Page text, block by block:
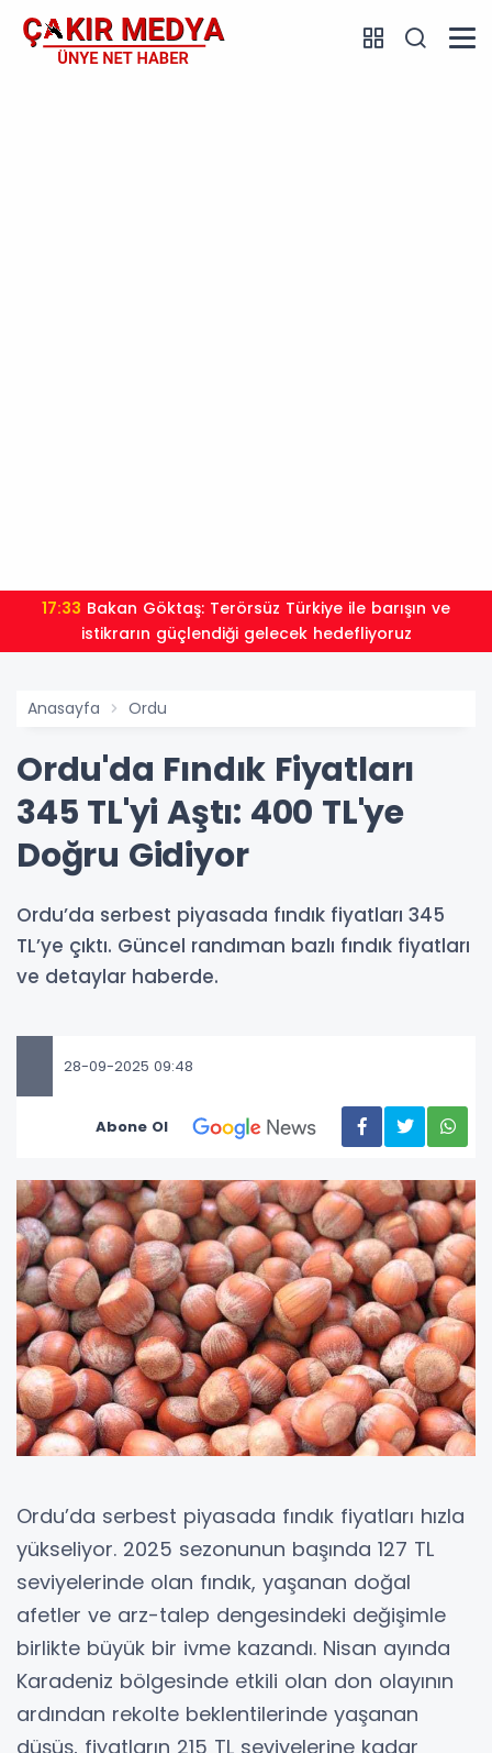
17:33
istikrarın güçlendiği gelecek hedefliyoruz
Anasayfa Ordu
Ordu'da Fındık Fiyatları
345 TL'yi Aştı: 400 TL'ye
Doğru Gidiyor
Ordu’da serbest piyasada fındık fiyatları 345
TL’ye çıktı. Güncel randıman bazlı fındık fiyatları
ve detaylar haberde.
28-09-2025 09:48
Abone Ol
Ordu’da serbest piyasada fındık fiyatları hızla
yükseliyor. 2025 sezonunun başında 127 TL
seviyelerinde olan fındık, yaşanan doğal
afetler ve arz-talep dengesindeki değişimle
birlikte büyük bir ivme kazandı. Nisan ayında
Karadeniz bölgesinde etkili olan don olayının
ardından rekolte beklentilerinde yaşanan
düşüş, fiyatların 215 TL seviyelerine kadar